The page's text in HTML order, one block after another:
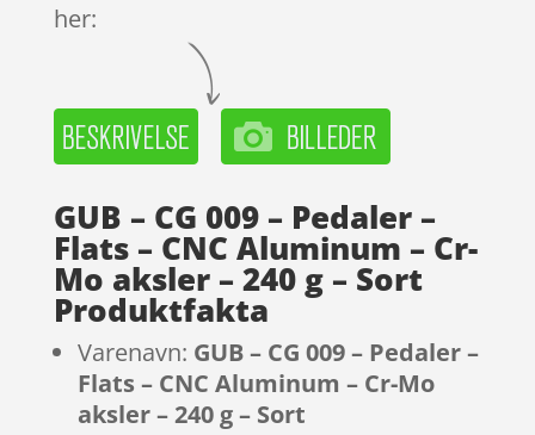
her:
GUB – CG 009 – Pedaler –
Flats – CNC Aluminum – Cr-
Mo aksler – 240 g – Sort
Produktfakta
Varenavn: GUB – CG 009 – Pedaler –
Flats – CNC Aluminum – Cr-Mo
aksler – 240 g – Sort